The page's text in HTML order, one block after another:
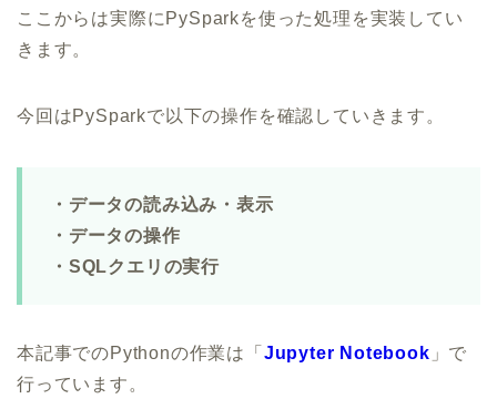
ここからは実際にPySparkを使った処理を実装してい
きます。
今回はPySparkで以下の操作を確認していきます。
・データの読み込み・表示
・データの操作
・SQLクエリの実行
本記事でのPythonの作業は「 Jupyter Notebook 」で
行っています。